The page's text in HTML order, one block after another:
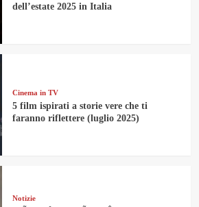
dell’estate 2025 in Italia
Cinema in TV
5 film ispirati a storie vere che ti
faranno riflettere (luglio 2025)
Notizie